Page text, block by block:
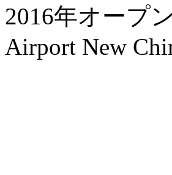
2016年オープ
Airport New